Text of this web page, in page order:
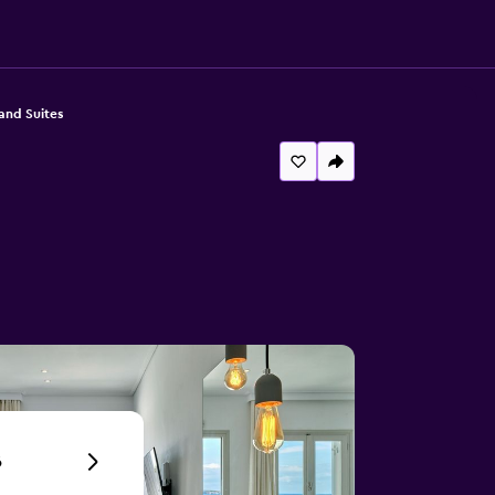
Suites